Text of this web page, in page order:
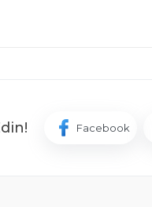
Facebook